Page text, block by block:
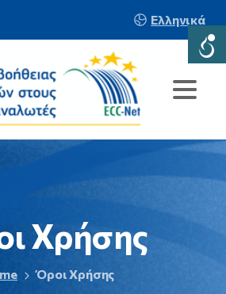
Ελληνικά
Χρήσης
Όροι Χρήσης